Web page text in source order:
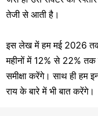
तेजी से आती है।
इस लेख में हम मई 2026
महीनों में 12% से 22% तक
समीक्षा करेंगे। साथ ही हम
राय के बारे में भी बात करेंगे।